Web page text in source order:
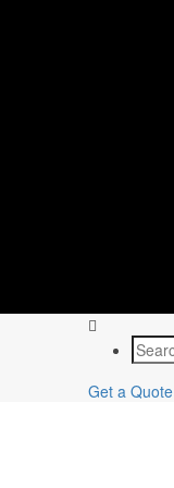
Get a Quote